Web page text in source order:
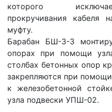
которого
прокручивания кабеля
муфту.
Барабан БШ-3-3
опорах при помощи
столбах бетонных опор
закрепляются при
к железобетонной
узла подвески УПШ-02.